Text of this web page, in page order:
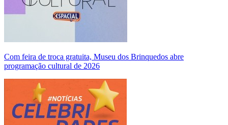
Com feira de troca gratuita, Museu dos Brinquedos abre
programação cultural de 2026